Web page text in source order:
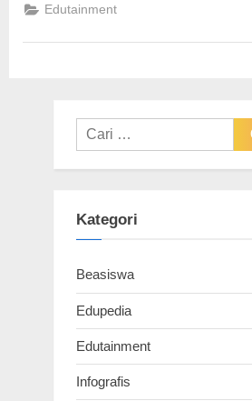
Edutainment
Cari
untuk:
Kategori
Beasiswa
Edupedia
Edutainment
Infografis